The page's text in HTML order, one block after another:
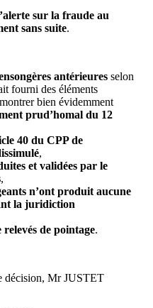
sur la fraude au
sans suite.
antérieures selon
fourni des éléments
bien évidemment
prud’homal du 12
40 du CPP de
,
et validées par le
,
n’ont produit aucune
la juridiction
relevés de pointage.
décision, Mr JUSTET